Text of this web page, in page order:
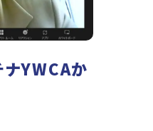
ナYWCAか